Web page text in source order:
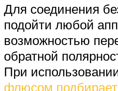
Для соединения
подойти любой
возможностью
обратной
При
флюсом